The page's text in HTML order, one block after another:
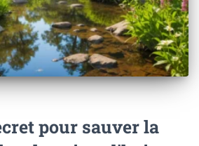
pour sauver la